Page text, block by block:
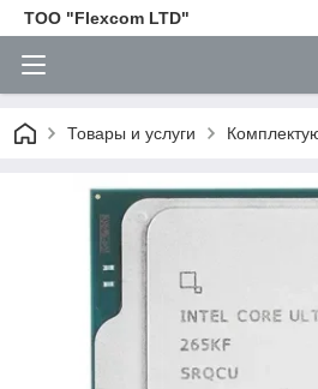
ТОО "Flexcom LTD"
Товары и услуги